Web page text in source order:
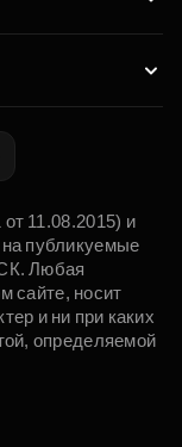
11.08.2015) и
публикуемые
Любая
сайте, носит
и ни при каких
определяемой